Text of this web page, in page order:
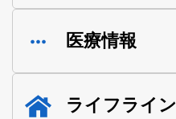
医療情報
ライフライン